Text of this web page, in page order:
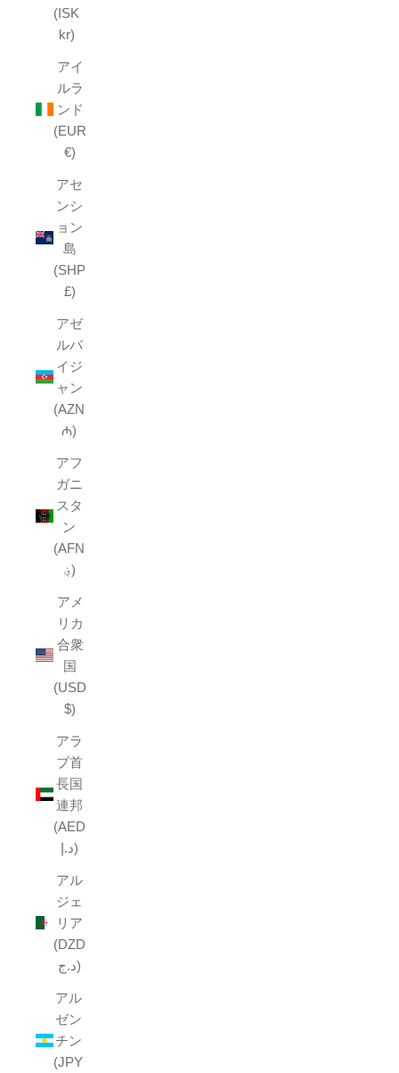
(ISK
kr)
アイ
ルラ
ンド
(EUR
€)
アセ
ンシ
ョン
島
(SHP
£)
アゼ
ルバ
イジ
ャン
(AZN
₼)
アフ
ガニ
スタ
ン
(AFN
؋)
アメ
リカ
合衆
国
(USD
$)
アラ
ブ首
長国
連邦
(AED
د.إ)
アル
ジェ
リア
(DZD
د.ج)
アル
ゼン
チン
(JPY